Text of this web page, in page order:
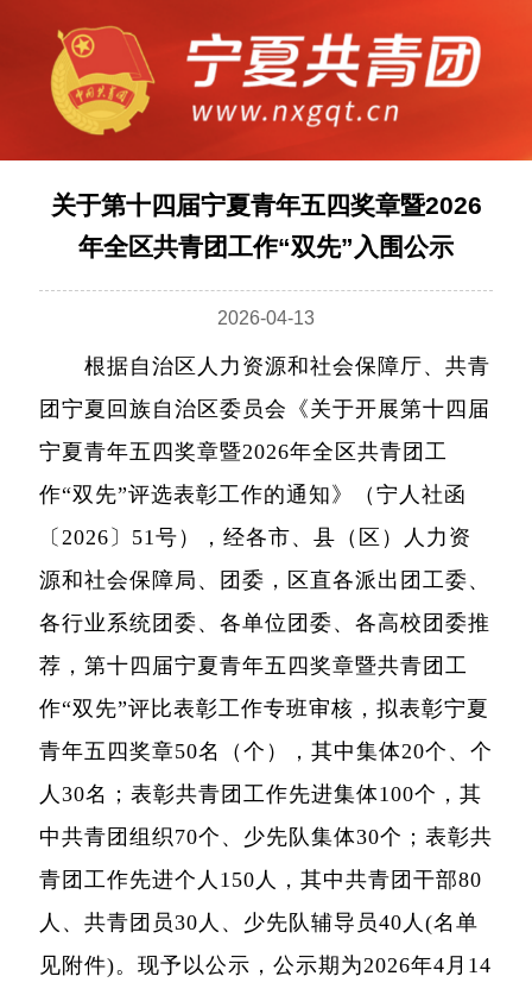
关于第十四届宁夏青年五四奖章暨2026
年全区共青团工作“双先”入围公示
2026-04-13
根据自治区人力资源和社会保障厅、共青
团宁夏回族自治区委员会《关于开展第十四届
宁夏青年五四奖章暨2026年全区共青团工
作“双先”评选表彰工作的通知》（宁人社函
〔2026〕51号），经各市、县（区）人力资
源和社会保障局、团委，区直各派出团工委、
各行业系统团委、各单位团委、各高校团委推
荐，第十四届宁夏青年五四奖章暨共青团工
作“双先”评比表彰工作专班审核，拟表彰宁夏
青年五四奖章50名（个），其中集体20个、个
人30名；表彰共青团工作先进集体100个，其
中共青团组织70个、少先队集体30个；表彰共
青团工作先进个人150人，其中共青团干部80
人、共青团员30人、少先队辅导员40人(名单
见附件)。现予以公示，公示期为2026年4月14